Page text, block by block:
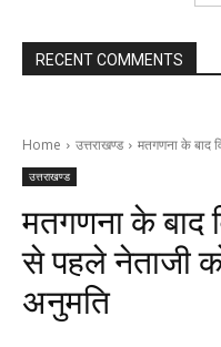
RECENT COMMENTS